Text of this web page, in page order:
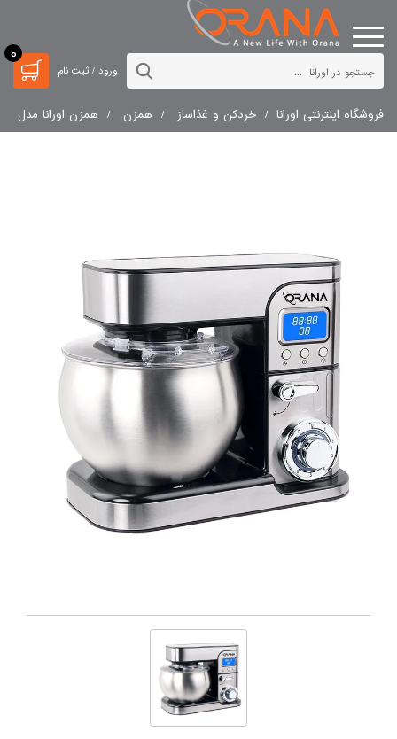
ورود / ثبت نام
0
فروشگاه اینترنتی اورانا خردکن و غذاساز همزن همزن اورانا مدل OR-604